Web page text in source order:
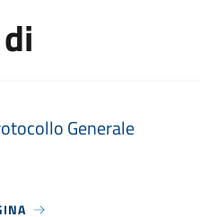
Generale